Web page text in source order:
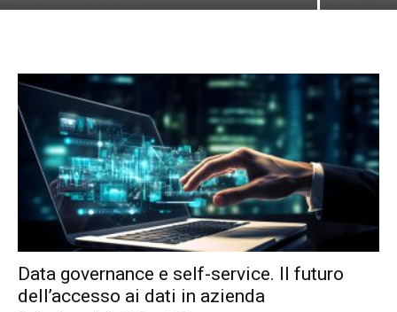
Data governance e self-service. Il futuro
dell’accesso ai dati in azienda